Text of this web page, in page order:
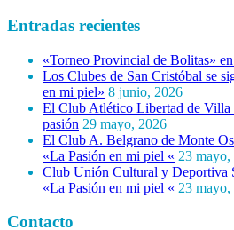
Entradas recientes
«Torneo Provincial de Bolitas»
Los Clubes de San Cristóbal se
en mi piel» 8 junio, 2026
El Club Atlético Libertad de Villa
pasión 29 mayo, 2026
El Club A. Belgrano de Monte
«La Pasión en mi piel « 23 mayo,
Club Unión Cultural y Deportiva
«La Pasión en mi piel « 23 mayo,
Contacto